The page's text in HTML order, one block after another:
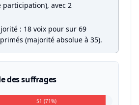
participation), avec 2
: 18 voix pour sur 69
(majorité absolue à 35).
des suffrages
51 (71%)